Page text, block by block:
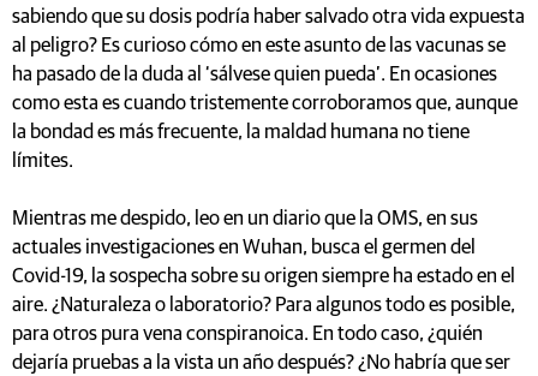
sabiendo que su dosis podría haber salvado otra vida expuesta
al peligro? Es curioso cómo en este asunto de las vacunas se
ha pasado de la duda al ‘sálvese quien pueda’. En ocasiones
como esta es cuando tristemente corroboramos que, aunque
la bondad es más frecuente, la maldad humana no tiene
límites.
Mientras me despido, leo en un diario que la OMS, en sus
actuales investigaciones en Wuhan, busca el germen del
Covid-19, la sospecha sobre su origen siempre ha estado en el
aire. ¿Naturaleza o laboratorio? Para algunos todo es posible,
para otros pura vena conspiranoica. En todo caso, ¿quién
dejaría pruebas a la vista un año después? ¿No habría que ser